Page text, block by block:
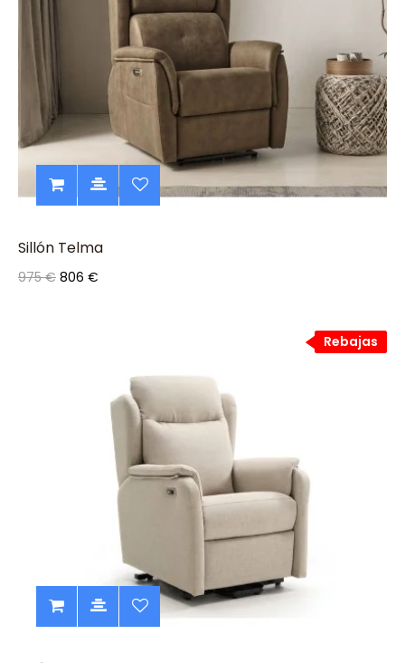
Sillón Telma
975 € 806 €
Rebajas
Rebajas